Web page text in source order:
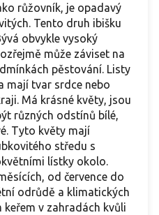
růžovník, je opadavý
Tento druh ibišku
obvykle vysoký
může záviset na
pěstování. Listy
mají tvar srdce nebo
Má krásné květy, jsou
různých odstínů bílé,
Tyto květy mají
středu s
lístky okolo.
od července do
odrůdě a klimatických
v zahradách kvůli